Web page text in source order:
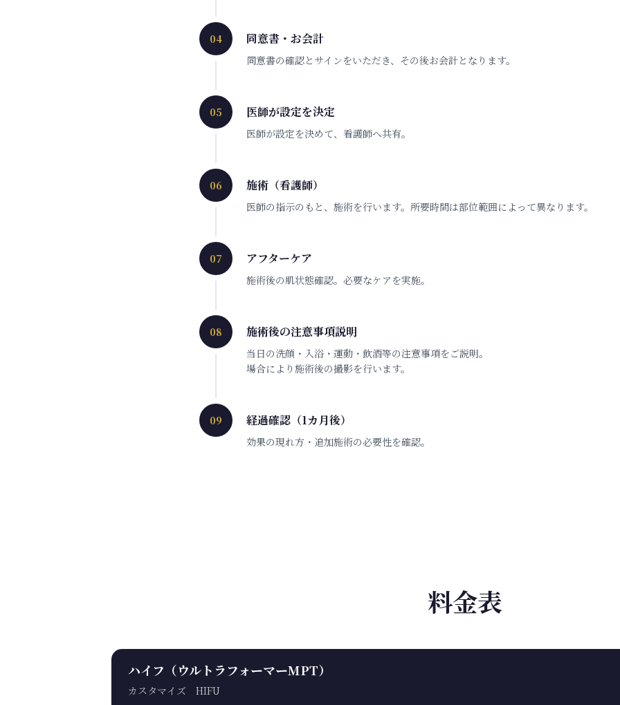
04 同意書・お会計
同意書の確認とサインをいただき、その後お会計となります。
05 医師が設定を決定
医師が設定を決めて、看護師へ共有。
06 施術（看護師）
医師の指示のもと、施術を行います。所要時間は部位範囲によって異なります。
07 アフターケア
施術後の肌状態確認。必要なケアを実施。
08 施術後の注意事項説明
当日の洗顔・入浴・運動・飲酒等の注意事項をご説明。
場合により施術後の撮影を行います。
09 経過確認（1カ月後）
効果の現れ方・追加施術の必要性を確認。
料金表
ハイフ（ウルトラフォーマーMPT）
カスタマイズ HIFU